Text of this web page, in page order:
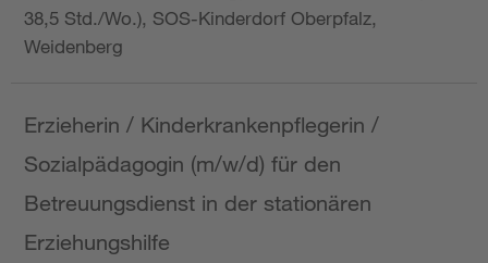
38,5 Std./Wo.), SOS-Kinderdorf Oberpfalz,
Weidenberg
Erzieherin / Kinderkrankenpflegerin /
Sozialpädagogin (m/w/d) für den
Betreuungsdienst in der stationären
Erziehungshilfe